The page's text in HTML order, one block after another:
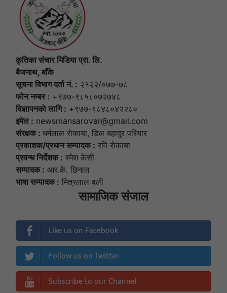
कृतिका संचार मिडिया प्रा. लि.
बैजनाथ, बाँके
सूचना विभाग दर्ता नं. : २१२२/०७७-७८
फोन नम्बर : +९७७-९८५८०७२७४८
विज्ञापनकाे लागि : +९७७-९८४८०४२२८०
इमेल : newsmansarovar@gmail.com
संरक्षक : धर्मलाल राेकाया, डिल बहादुर परियार
प्रकाशक/प्रधान सम्पादक : रवि राेकाया
प्रवन्ध निर्देशक : रमेश केसी
सम्पादक : आर.के. छिनाल
भाषा सम्पादक : मित्रलाल वली
सामाजिक संजाल
Like us on Facebook
Follow us on Twitter
Subscribe to our Channel